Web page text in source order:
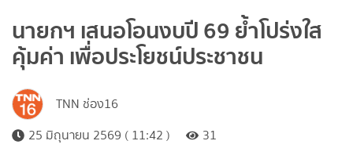
นายกฯ เสนอโอนงบปี 69 ย้ำโปร่งใส
คุ้มค่า เพื่อประโยชน์ประชาชน
TNN ช่อง16
25 มิถุนายน 2569 ( 11:42 )
31